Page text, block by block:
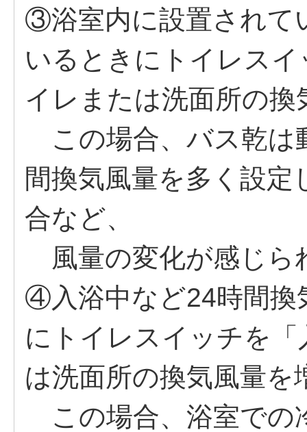
③浴室内に設置されて
いるときにトイレス
イレまたは洗面所の
この場合、バス乾は
間換気風量を多く設
合など、
風量の変化が感じら
④入浴中など24時間換
にトイレスイッチを
は洗面所の換気風量
この場合、浴室での